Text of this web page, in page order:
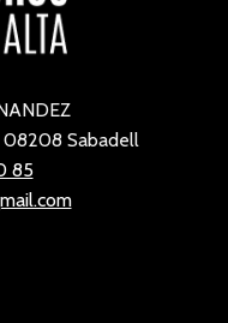
08208 Sabadell
85